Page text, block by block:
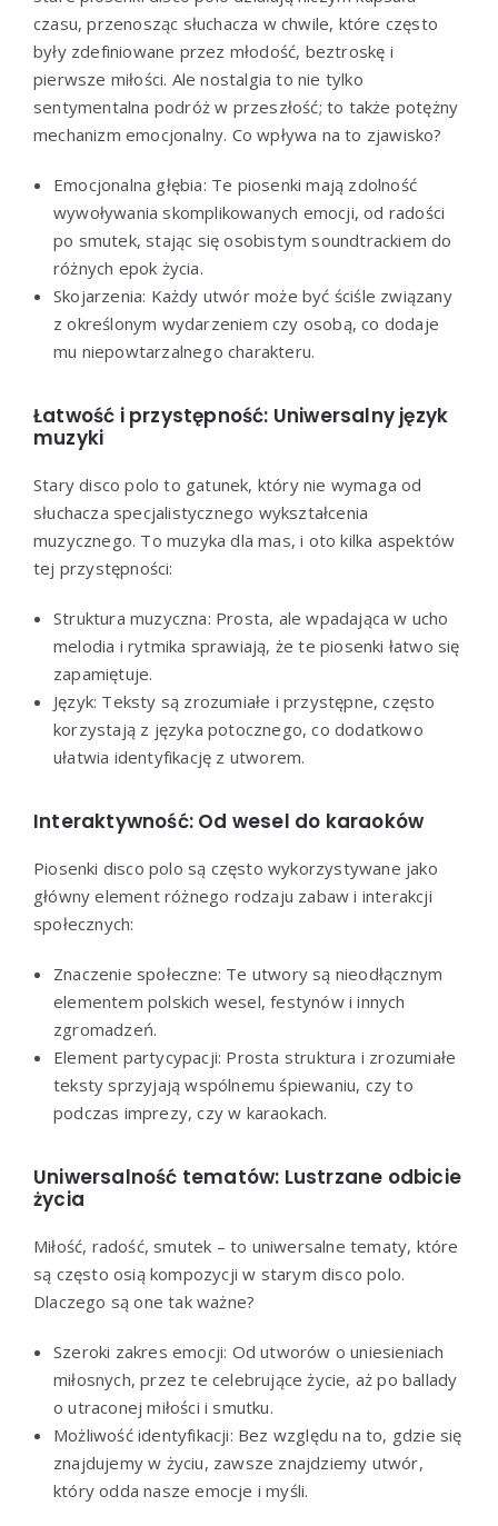
czasu, przenosząc słuchacza w chwile, które często
były zdefiniowane przez młodość, beztroskę i
pierwsze miłości. Ale nostalgia to nie tylko
sentymentalna podróż w przeszłość; to także potężny
mechanizm emocjonalny. Co wpływa na to zjawisko?
Emocjonalna głębia: Te piosenki mają zdolność
wywoływania skomplikowanych emocji, od radości
po smutek, stając się osobistym soundtrackiem do
różnych epok życia.
Skojarzenia: Każdy utwór może być ściśle związany
z określonym wydarzeniem czy osobą, co dodaje
mu niepowtarzalnego charakteru.
Łatwość i przystępność: Uniwersalny język
muzyki
Stary disco polo to gatunek, który nie wymaga od
słuchacza specjalistycznego wykształcenia
muzycznego. To muzyka dla mas, i oto kilka aspektów
tej przystępności:
Struktura muzyczna: Prosta, ale wpadająca w ucho
melodia i rytmika sprawiają, że te piosenki łatwo się
zapamiętuje.
Język: Teksty są zrozumiałe i przystępne, często
korzystają z języka potocznego, co dodatkowo
ułatwia identyfikację z utworem.
Interaktywność: Od wesel do karaoków
Piosenki disco polo są często wykorzystywane jako
główny element różnego rodzaju zabaw i interakcji
społecznych:
Znaczenie społeczne: Te utwory są nieodłącznym
elementem polskich wesel, festynów i innych
zgromadzeń.
Element partycypacji: Prosta struktura i zrozumiałe
teksty sprzyjają wspólnemu śpiewaniu, czy to
podczas imprezy, czy w karaokach.
Uniwersalność tematów: Lustrzane odbicie
życia
Miłość, radość, smutek – to uniwersalne tematy, które
są często osią kompozycji w starym disco polo.
Dlaczego są one tak ważne?
Szeroki zakres emocji: Od utworów o uniesieniach
miłosnych, przez te celebrujące życie, aż po ballady
o utraconej miłości i smutku.
Możliwość identyfikacji: Bez względu na to, gdzie się
znajdujemy w życiu, zawsze znajdziemy utwór,
który odda nasze emocje i myśli.